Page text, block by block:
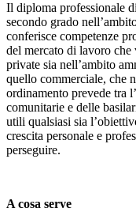
Il diploma professionale
secondo grado
conferisce competenze
del mercato di lavoro
private sia nell’ambito
quello commerciale, che
ordinamento prevede tra
comunitarie e delle
utili qualsiasi sia
crescita personale e
perseguire.
A cosa serve